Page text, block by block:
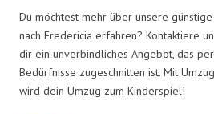
Du möchtest mehr über unsere
nach Fredericia erfahren? Kontaktiere
dir ein unverbindliches Angebot, das
Bedürfnisse zugeschnitten ist. Mit
wird dein Umzug zum Kinderspiel!